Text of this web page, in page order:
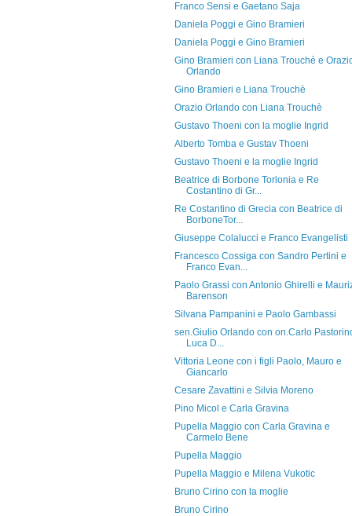
Franco Sensi e Gaetano Saja
Daniela Poggi e Gino Bramieri
Daniela Poggi e Gino Bramieri
Gino Bramieri con Liana Trouchè e
Orlando
Gino Bramieri e Liana Trouchè
Orazio Orlando con Liana Trouchè
Gustavo Thoeni con la moglie Ingrid
Alberto Tomba e Gustav Thoeni
Gustavo Thoeni e la moglie Ingrid
Beatrice di Borbone Torlonia e Re
Costantino di Gr...
Re Costantino di Grecia con Beatrice di
BorboneTor...
Giuseppe Colalucci e Franco Evangelisti
Francesco Cossiga con Sandro Pertini e
Franco Evan...
Paolo Grassi con Antonio Ghirelli e
Barenson
Silvana Pampanini e Paolo Gambassi
sen.Giulio Orlando con on.Carlo
Luca D...
Vittoria Leone con i figli Paolo, Mauro e
Giancarlo
Cesare Zavattini e Silvia Moreno
Pino Micol e Carla Gravina
Pupella Maggio con Carla Gravina e
Carmelo Bene
Pupella Maggio
Pupella Maggio e Milena Vukotic
Bruno Cirino con la moglie
Bruno Cirino